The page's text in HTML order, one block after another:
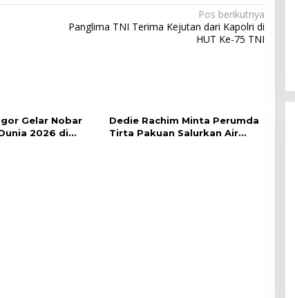
Pos berikutnya
Panglima TNI Terima Kejutan dari Kapolri di
HUT Ke-75 TNI
Gelar Nobar
2026 di
Dedie Rachim Minta Perumda
Tirta Pakuan Salurkan Air